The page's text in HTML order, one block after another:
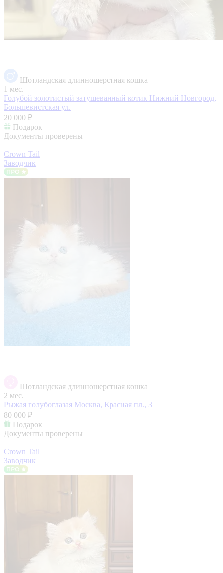
Шотландская длинношерстная кошка
1 мес.
Голубой золотистый затушеванный котик Нижний Новгород,
Большевистская ул.
20 000 ₽
Подарок
Документы проверены
Crown Tail
Заводчик
Шотландская длинношерстная кошка
2 мес.
Рыжая голубоглазая Москва, Красная пл., 3
80 000 ₽
Подарок
Документы проверены
Crown Tail
Заводчик